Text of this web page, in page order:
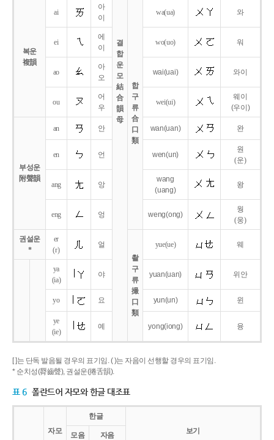
결
합
운
모
結
合
韻
母
복운
複韻
ai
아
이
합
구
류
合
口
類
wa(ua) 와
ei
에
이
wo(uo) 워
ao
아
오
wai(uai) 와이
ou
어
우
wei(ui)
웨이
(우이)
부성운
附聲韻
an 안 wan(uan) 완
en 언 wen(un)
원
(운)
ang 앙
wang
(uang)
왕
eng 엉 weng(ong)
웡
(웅)
권설운
*
er
(r)
얼
촬
구
류
撮
口
類
yue(ue) 웨
ya
(ia)
야 yuan(uan) 위안
yo 요 yun(un) 윈
ye
(ie)
예 yong(iong) 융
[ ]는 단독 발음될 경우의 표기임. ( )는 자음이 선행할 경우의 표기임.
* 순치성(脣齒聲), 권설운(捲舌韻).
표 6 폴란드어 자모와 한글 대조표
자모
한글
보기
모음
자음